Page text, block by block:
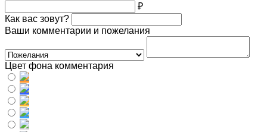
₽
Как вас зовут?
Ваши комментарии и пожелания
Цвет фона комментария